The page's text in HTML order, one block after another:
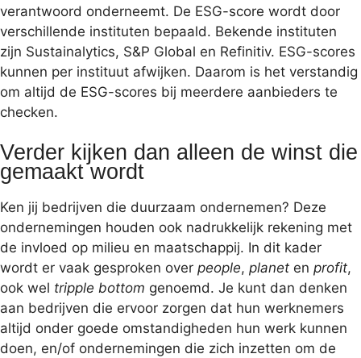
verantwoord onderneemt. De ESG-score wordt door
verschillende instituten bepaald. Bekende instituten
zijn Sustainalytics, S&P Global en Refinitiv. ESG-scores
kunnen per instituut afwijken. Daarom is het verstandig
om altijd de ESG-scores bij meerdere aanbieders te
checken.
Verder kijken dan alleen de winst die
gemaakt wordt
Ken jij bedrijven die duurzaam ondernemen? Deze
ondernemingen houden ook nadrukkelijk rekening met
de invloed op milieu en maatschappij. In dit kader
wordt er vaak gesproken over people, planet en profit,
ook wel tripple bottom genoemd. Je kunt dan denken
aan bedrijven die ervoor zorgen dat hun werknemers
altijd onder goede omstandigheden hun werk kunnen
doen, en/of ondernemingen die zich inzetten om de